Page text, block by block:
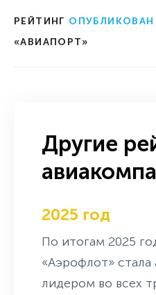
РЕЙТИНГ ОПУБЛИКОВАН
«АВИАПОРТ»
Другие
2025 год
По итогам 2025
«Аэрофлот»
лидером во всех